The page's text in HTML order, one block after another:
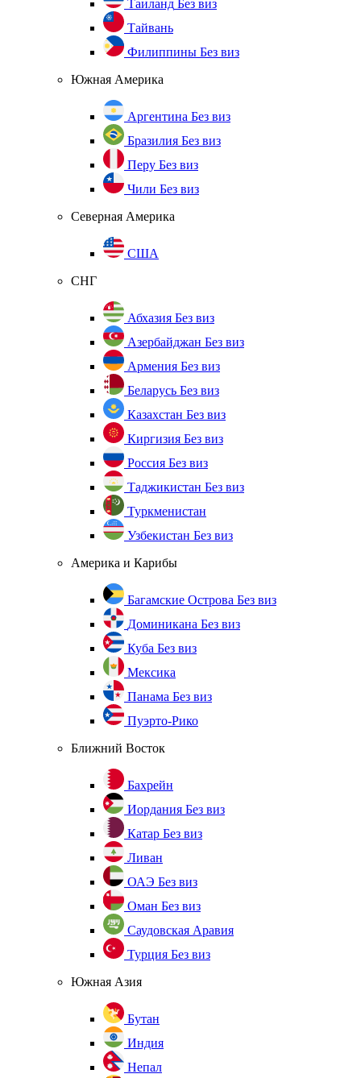
Таиланд Без виз
Тайвань
Филиппины Без виз
Южная Америка
Аргентина Без виз
Бразилия Без виз
Перу Без виз
Чили Без виз
Северная Америка
США
СНГ
Абхазия Без виз
Азербайджан Без виз
Армения Без виз
Беларусь Без виз
Казахстан Без виз
Киргизия Без виз
Россия Без виз
Таджикистан Без виз
Туркменистан
Узбекистан Без виз
Америка и Карибы
Багамские Острова Без виз
Доминикана Без виз
Куба Без виз
Мексика
Панама Без виз
Пуэрто-Рико
Ближний Восток
Бахрейн
Иордания Без виз
Катар Без виз
Ливан
ОАЭ Без виз
Оман Без виз
Саудовская Аравия
Турция Без виз
Южная Азия
Бутан
Индия
Непал